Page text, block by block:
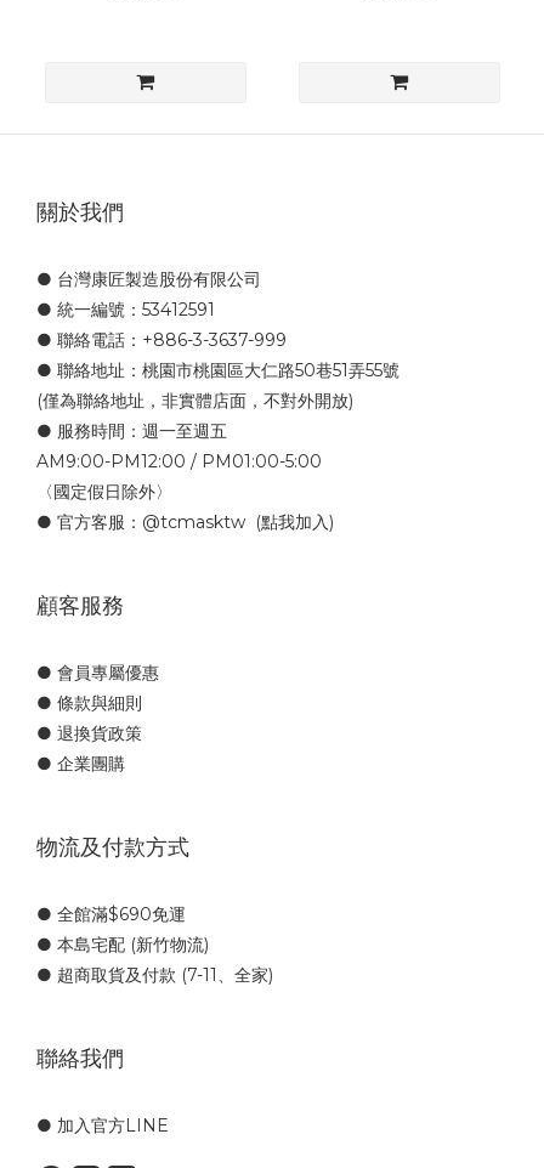
關於我們
● 台灣康匠製造股份有限公司
● 統一編號：53412591
● 聯絡電話：+886-3-3637-999
● 聯絡地址：桃園市桃園區大仁路50巷51弄55號
(僅為聯絡地址，非實體店面，不對外開放)
● 服務時間：週一至週五
AM9:00-PM12:00 / PM01:00-5:00
〈國定假日除外〉
● 官方客服： @tcmasktw (點我加入)
顧客服務
● 會員專屬優惠
● 條款與細則
● 退換貨政策
● 企業團購
物流及付款方式
● 全館滿$690免運
● 本島宅配 (新竹物流)
● 超商取貨及付款 (7-11、全家)
聯絡我們
● 加入官方LINE